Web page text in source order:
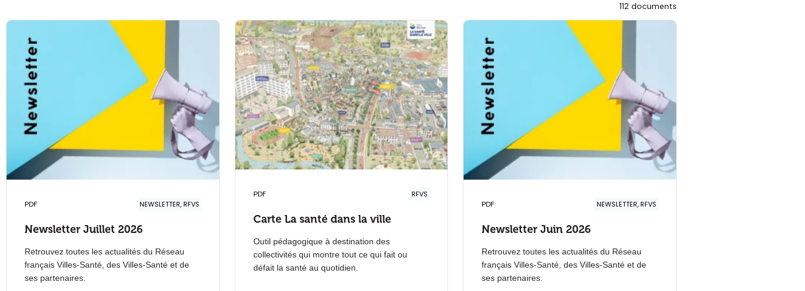
112 documents
PDF NEWSLETTER, RFVS
Newsletter Juillet 2026
Retrouvez toutes les actualités du Réseau
français Villes-Santé, des Villes-Santé et de
ses partenaires.
PDF RFVS
Carte La santé dans la ville
Outil pédagogique à destination des
collectivités qui montre tout ce qui fait ou
défait la santé au quotidien.
PDF NEWSLETTER, RFVS
Newsletter Juin 2026
Retrouvez toutes les actualités du Réseau
français Villes-Santé, des Villes-Santé et de
ses partenaires.